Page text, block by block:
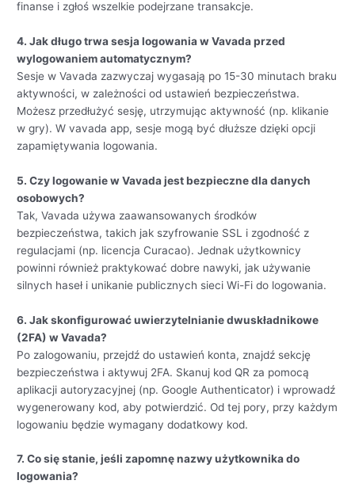
finanse i zgłoś wszelkie podejrzane transakcje.
4. Jak długo trwa sesja logowania w Vavada przed
wylogowaniem automatycznym?
Sesje w Vavada zazwyczaj wygasają po 15-30 minutach braku
aktywności, w zależności od ustawień bezpieczeństwa.
Możesz przedłużyć sesję, utrzymując aktywność (np. klikanie
w gry). W vavada app, sesje mogą być dłuższe dzięki opcji
zapamiętywania logowania.
5. Czy logowanie w Vavada jest bezpieczne dla danych
osobowych?
Tak, Vavada używa zaawansowanych środków
bezpieczeństwa, takich jak szyfrowanie SSL i zgodność z
regulacjami (np. licencja Curacao). Jednak użytkownicy
powinni również praktykować dobre nawyki, jak używanie
silnych haseł i unikanie publicznych sieci Wi-Fi do logowania.
6. Jak skonfigurować uwierzytelnianie dwuskładnikowe
(2FA) w Vavada?
Po zalogowaniu, przejdź do ustawień konta, znajdź sekcję
bezpieczeństwa i aktywuj 2FA. Skanuj kod QR za pomocą
aplikacji autoryzacyjnej (np. Google Authenticator) i wprowadź
wygenerowany kod, aby potwierdzić. Od tej pory, przy każdym
logowaniu będzie wymagany dodatkowy kod.
7. Co się stanie, jeśli zapomnę nazwy użytkownika do
logowania?